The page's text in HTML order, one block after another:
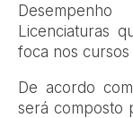
Licenciaturas
foca nos
De acordo
será composto